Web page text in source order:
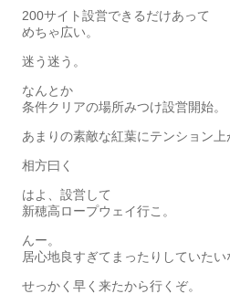
200サイト設営できるだけあって
めちゃ広い。
迷う迷う。
なんとか
条件クリアの場所みつけ設営開始。
あまりの素敵な紅葉にテンション上
相方曰く
はよ、設営して
新穂高ロープウェイ行こ。
んー。
居心地良すぎてまったりしていたい
せっかく早く来たから行くぞ。